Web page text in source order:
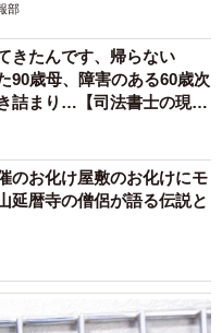
部
きたんです、帰らない
歳母、障害のある60歳次
詰まり…【司法書士の現場
のお化け屋敷のお化けにモ
暦寺の僧侶が語る伝説と